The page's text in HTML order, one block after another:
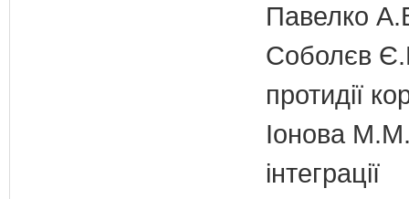
Павелко
Соболєв
протидії
Іонова М.М.
інтеграції